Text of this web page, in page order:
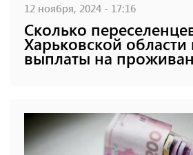
12 ноября, 2024 - 17:16
Сколько
Харьковской
выплаты на